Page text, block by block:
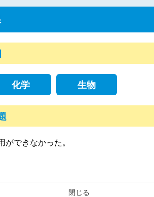
化学 生物
ができなかった。
閉じる